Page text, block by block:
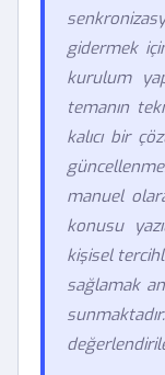
gidermek
kurulum
temanın
kalıcı bir
manuel
konusu
kişisel
sağlamak